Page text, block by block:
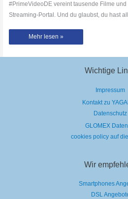
#PrimeVideoDE vereint tausende Filme
Streaming-Portal. Und du glaubst, du hast
Die
Prime
Mehr lesen »
Wichtige
Impressum
Kontakt zu
Datenschutz
GLOMEX
cookies policy auf
Wir
Smartphones
DSL